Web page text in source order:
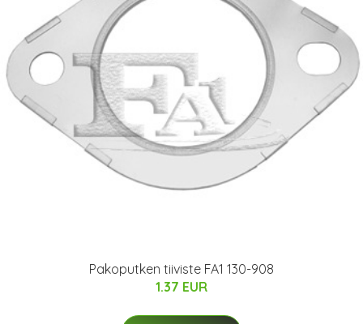
Pakoputken tiiviste FA1 130-908
1.37 EUR